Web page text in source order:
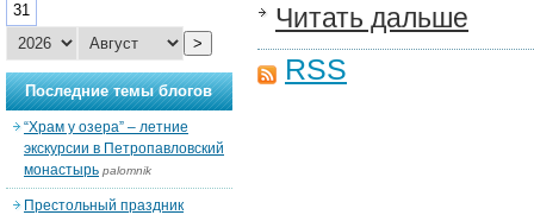
Читать дальше
RSS
31
>
Последние темы блогов
“Храм у озера” – летние
экскурсии в Петропавловский
монастырь palomnik
Престольный праздник